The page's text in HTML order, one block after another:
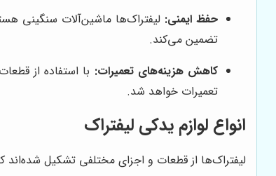
حفظ ایمنی: لیفتراک‌ها ماشین‌آلات سنگینی
تضمین می‌کند.
کاهش هزینه‌های تعمیرات: با استفاده از
تعمیرات خواهد شد.
انواع لوازم یدکی لیفتراک
لیفتراک‌ها از قطعات و اجزای مختلفی تشکیل شده‌اند